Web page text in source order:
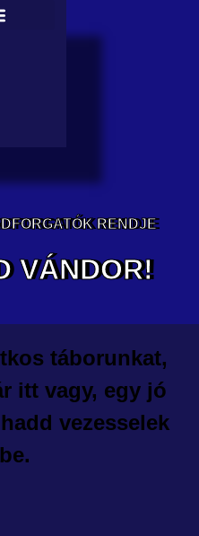
RENDJE
VÁNDOR!
táborunkat,
itt vagy, egy jó
vezesselek